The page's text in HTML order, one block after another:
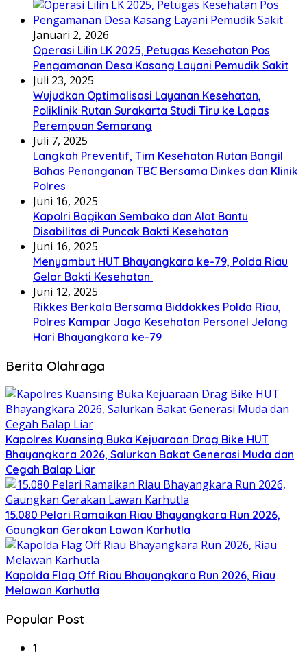
Januari 2, 2026
Operasi Lilin LK 2025, Petugas Kesehatan Pos
Pengamanan Desa Kasang Layani Pemudik Sakit
Juli 23, 2025
Wujudkan Optimalisasi Layanan Kesehatan,
Poliklinik Rutan Surakarta Studi Tiru ke Lapas
Perempuan Semarang
Juli 7, 2025
Langkah Preventif, Tim Kesehatan Rutan Bangil
Bahas Penanganan TBC Bersama Dinkes dan Klinik
Polres
Juni 16, 2025
Kapolri Bagikan Sembako dan Alat Bantu
Disabilitas di Puncak Bakti Kesehatan
Juni 16, 2025
Menyambut HUT Bhayangkara ke-79, Polda Riau
Gelar Bakti Kesehatan
Juni 12, 2025
Rikkes Berkala Bersama Biddokkes Polda Riau,
Polres Kampar Jaga Kesehatan Personel Jelang
Hari Bhayangkara ke-79
Berita Olahraga
Kapolres Kuansing Buka Kejuaraan Drag Bike HUT
Bhayangkara 2026, Salurkan Bakat Generasi Muda dan
Cegah Balap Liar
15.080 Pelari Ramaikan Riau Bhayangkara Run 2026,
Gaungkan Gerakan Lawan Karhutla
Kapolda Flag Off Riau Bhayangkara Run 2026, Riau
Melawan Karhutla
Popular Post
1